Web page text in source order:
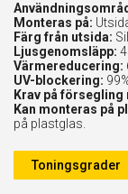
Monteras på:
Färg från utsida:
Ljusgenomsläpp:
Värmereducering:
UV-blockering:
Krav på
Kan monteras på
på plastglas.
Toningsgrader